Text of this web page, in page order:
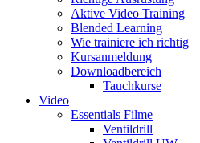
Aktive Video Training
Blended Learning
Wie trainiere ich richtig
Kursanmeldung
Downloadbereich
Tauchkurse
Video
Essentials Filme
Ventildrill